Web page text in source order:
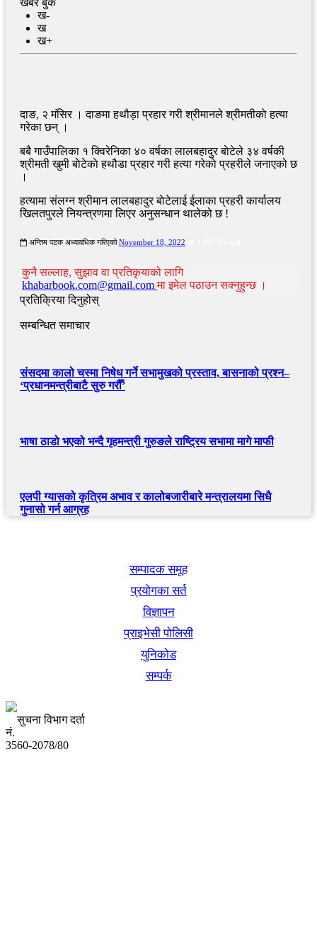
ख-
ख
ख+
दाङ, २ मंसिर । दाङमा हथौड़ा प्रहार गरी श्रीमानले श्रीमतीकाे हत्या
गरेका छन् ।
बबै गाउँपालिका १ क्विरेनिका ४० वर्षका लालबहादुर बाेटेले ३४ वर्षकी
श्रीमती खुमी बाेटेकाे हथौडा प्रहार गरी हत्या गरेकाे प्रहरीले जनाएको छ
।
हत्यामा संलग्न श्रीमान लालबहादुर बाेटेलाई ईलाका प्रहरी कार्यालय
खिलतपुरले नियन्त्रणमा लिएर अनुसन्धान थालेको छ !
अन्तिम पटक अध्यावधिक गरिएको November 18, 2022
कुनै सल्लाह, सुझाव वा प्रतिकृयाको लागि
khabarbook.com@gmail.comमा इमेल पठाउन सक्नुहुन्छ ।
प्रतिक्रिया दिनुहोस्
सम्बन्धित समाचार
संसदमा कालो चस्मा निषेध गर्ने सभामुखको प्रस्ताव, बासनाको प्रश्न–
‘प्रधानमन्त्रीबाटै सुरु गरौँ’
भाषा ठाडो भएको भन्दै गृहमन्त्री गुरुङले राष्ट्रिय सभामा मागे माफी
एलपी ग्यासको कृत्रिम अभाव र कालोबजारीबारे मन्त्रालयमा सिधै
गुनासो गर्न आग्रह
सम्पादक समूह
प्रयोगका सर्त
विज्ञापन
प्राइभेसी पोलिसी
युनिकोड
सम्पर्क
सुचना विभाग दर्ता
नं.
3560-2078/80